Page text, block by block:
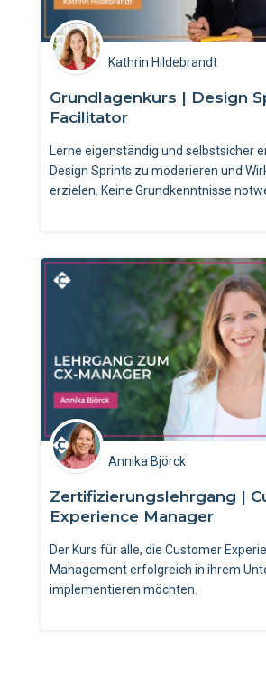
Kathrin Hildebrandt
Grundlagenkurs | Design
Facilitator
Lerne eigenständig und selbstsicher
Design Sprints zu moderieren und
erzielen. Keine Grundkenntnisse
Annika Björck
Zertifizierungslehrgang |
Experience Manager
Der Kurs für alle, die Customer
Management erfolgreich in ihrem
implementieren möchten.